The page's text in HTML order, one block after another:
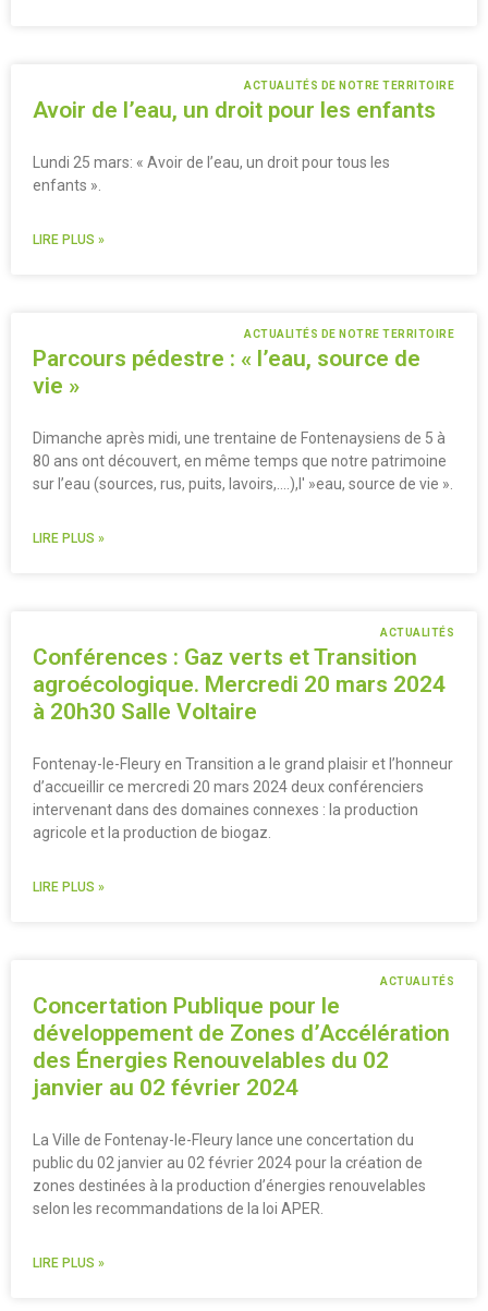
ACTUALITÉS DE NOTRE TERRITOIRE
Avoir de l’eau, un droit pour les enfants
Lundi 25 mars: « Avoir de l’eau, un droit pour tous les
enfants ».
LIRE PLUS »
ACTUALITÉS DE NOTRE TERRITOIRE
Parcours pédestre : « l’eau, source de
vie »
Dimanche après midi, une trentaine de Fontenaysiens de 5 à
80 ans ont découvert, en même temps que notre patrimoine
sur l’eau (sources, rus, puits, lavoirs,….),l' »eau, source de vie ».
LIRE PLUS »
ACTUALITÉS
Conférences : Gaz verts et Transition
agroécologique. Mercredi 20 mars 2024
à 20h30 Salle Voltaire
Fontenay-le-Fleury en Transition a le grand plaisir et l’honneur
d’accueillir ce mercredi 20 mars 2024 deux conférenciers
intervenant dans des domaines connexes : la production
agricole et la production de biogaz.
LIRE PLUS »
ACTUALITÉS
Concertation Publique pour le
développement de Zones d’Accélération
des Énergies Renouvelables du 02
janvier au 02 février 2024
La Ville de Fontenay-le-Fleury lance une concertation du
public du 02 janvier au 02 février 2024 pour la création de
zones destinées à la production d’énergies renouvelables
selon les recommandations de la loi APER.
LIRE PLUS »